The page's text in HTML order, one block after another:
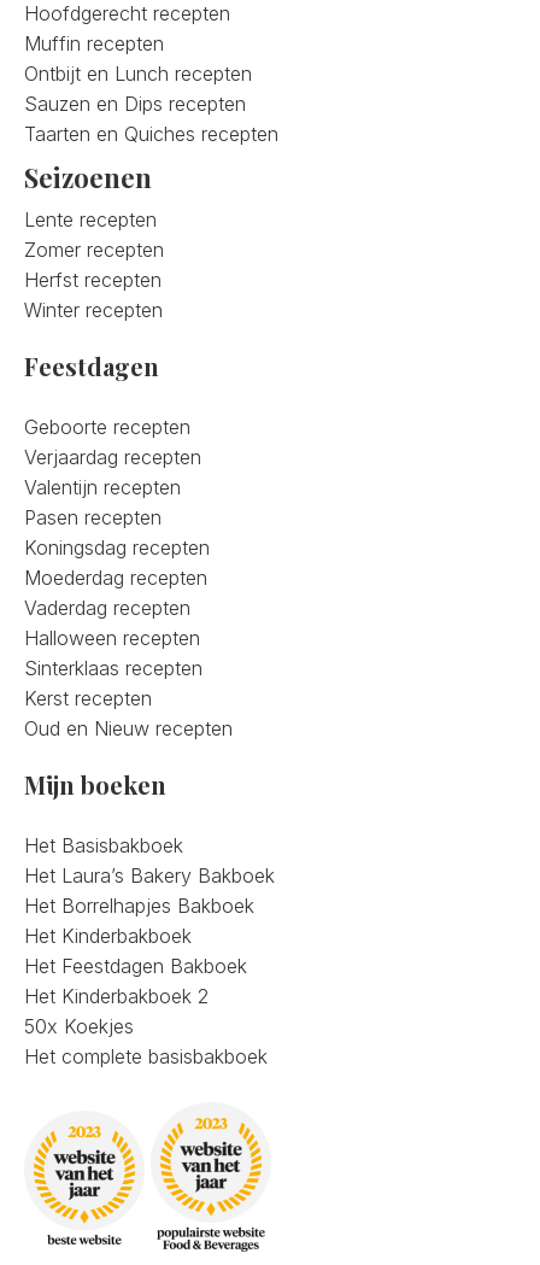
Hoofdgerecht recepten
Muffin recepten
Ontbijt en Lunch recepten
Sauzen en Dips recepten
Taarten en Quiches recepten
Seizoenen
Lente recepten
Zomer recepten
Herfst recepten
Winter recepten
Feestdagen
Geboorte recepten
Verjaardag recepten
Valentijn recepten
Pasen recepten
Koningsdag recepten
Moederdag recepten
Vaderdag recepten
Halloween recepten
Sinterklaas recepten
Kerst recepten
Oud en Nieuw recepten
Mijn boeken
Het Basisbakboek
Het Laura’s Bakery Bakboek
Het Borrelhapjes Bakboek
Het Kinderbakboek
Het Feestdagen Bakboek
Het Kinderbakboek 2
50x Koekjes
Het complete basisbakboek